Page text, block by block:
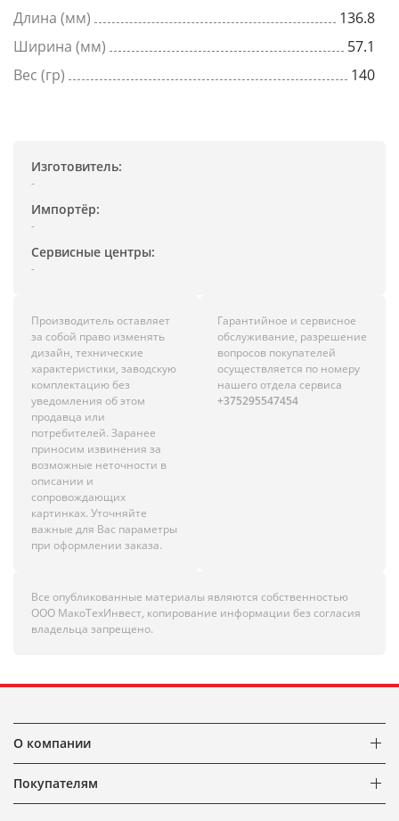
Длина (мм)
136.8
Ширина (мм)
57.1
Вес (гр)
140
Изготовитель:
-
Импортёр:
-
Сервисные центры:
-
Производитель оставляет
за собой право изменять
дизайн, технические
характеристики, заводскую
комплектацию без
уведомления об этом
продавца или
потребителей. Заранее
приносим извинения за
возможные неточности в
описании и
сопровождающих
картинках. Уточняйте
важные для Вас параметры
при оформлении заказа.
Гарантийное и сервисное
обслуживание, разрешение
вопросов покупателей
осуществляется по номеру
нашего отдела сервиса
+375295547454
Все опубликованные материалы являются собственностью
ООО МакоТехИнвест, копирование информации без согласия
владельца запрещено.
О компании
Покупателям